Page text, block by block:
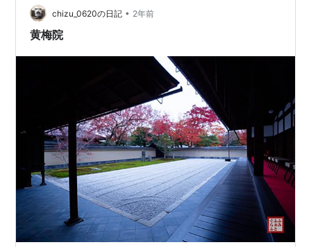
風画を手がけた三枡正典さん
https://www.instagram.com/m.mimasu01 に会うことが
chizu_0620の日記 • 2年前
黄梅院